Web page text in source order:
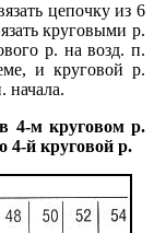
цепочку из 6
круговыми р.
р. на возд. п.
и круговой р.
начала.
4-м круговом р.
4-й круговой р.